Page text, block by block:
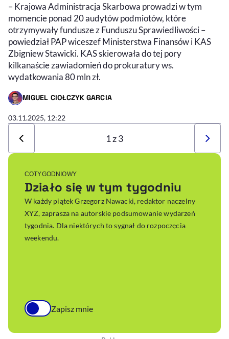
– Krajowa Administracja Skarbowa prowadzi w tym
momencie ponad 20 audytów podmiotów, które
otrzymywały fundusze z Funduszu Sprawiedliwości –
powiedział PAP wiceszef Ministerstwa Finansów i KAS
Zbigniew Stawicki. KAS skierowała do tej pory
kilkanaście zawiadomień do prokuratury ws.
wydatkowania 80 mln zł.
MIGUEL CIOŁCZYK GARCIA
- AUTOR ARTYKUŁU - PROFIL
03.11.2025, 12:22
1 z 3